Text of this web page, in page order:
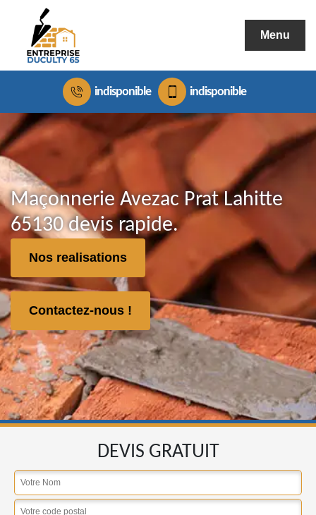
Menu
indisponible indisponible
Maçonnerie Avezac Prat Lahitte
65130 devis rapide.
Nos realisations
Contactez-nous !
DEVIS GRATUIT